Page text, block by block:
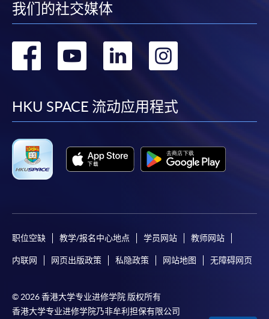
我们的社交媒体
转
facebook
转
youtube
转
linkedin
HKU SPACE 流动应用程式
职位空缺 教学/报名中心地点 学员网站 教师网站
内联网 网页出版政策 私隐政策 网站地图 无障碍网页
© 2026 香港大学专业进修学院 版权所有
香港大学专业进修学院乃非牟利担保有限公司